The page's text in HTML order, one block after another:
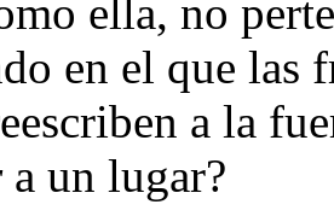
ella, no
en el que las
a la
a un lugar?